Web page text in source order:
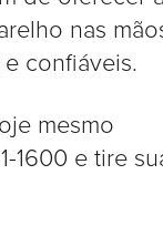
nas
confiáveis.
mesmo
1600 e tire